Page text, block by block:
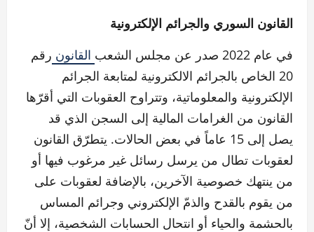
القانون السوري والجرائم الإلكترونية
في عام 2022 صدر عن مجلس الشعب
القانون رقم
20 الخاص بالجرائم الالكترونية لمتابعة الجرائم
الإلكترونية والمعلوماتية، وتتراوح العقوبات التي أقرّها
القانون من الغرامات المالية إلى السجن الذي قد
يصل إلى 15 عاماً في بعض الحالات. يتطرّق القانون
لعقوبات تطال من يرسل رسائل غير مرغوب فيها أو
من ينتهك خصوصية الآخرين، بالإضافة لعقوبات على
من يقوم بالقدح والذمّ الإلكتروني وجرائم المساس
بالحشمة والحياء أو انتحال الحسابات الشخصية، إلا أنّ